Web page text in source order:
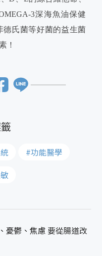
3深海魚油保健
德氏菌等好菌的益生菌
！
#功能醫學
憂鬱、焦慮 要從腸道改